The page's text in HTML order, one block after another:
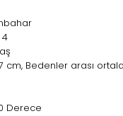
cm, Bedenler arası
Derece